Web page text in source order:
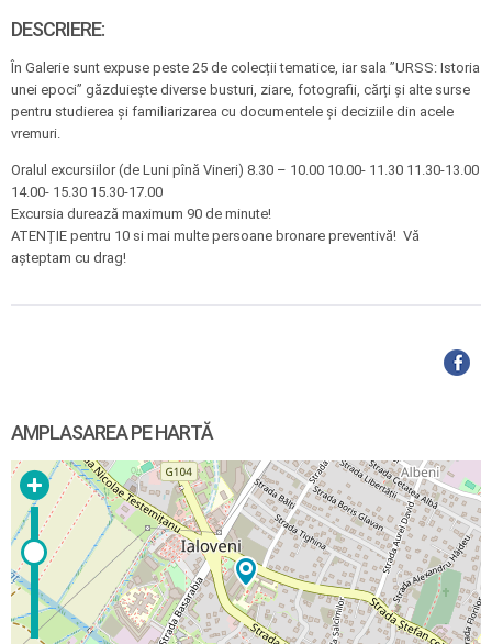
DESCRIERE:
În Galerie sunt expuse peste 25 de colecții tematice, iar sala ”URSS: Istoria
unei epoci” găzduiește diverse busturi, ziare, fotografii, cărți și alte surse
pentru studierea și familiarizarea cu documentele și deciziile din acele
vremuri.
Oralul excursiilor (de Luni pînă Vineri) 8.30 – 10.00 10.00- 11.30 11.30-13.00
14.00- 15.30 15.30-17.00
Excursia durează maximum 90 de minute!
ATENȚIE pentru 10 si mai multe persoane bronare preventivă! Vă
așteptam cu drag!
AMPLASAREA PE HARTĂ